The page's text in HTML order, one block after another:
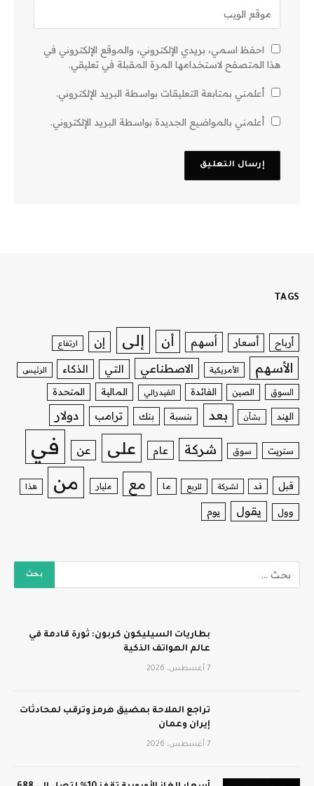
احفظ اسمي، بريدي الإلكتروني، والموقع الإلكتروني في
هذا المتصفح لاستخدامها المرة المقبلة في تعليقي.
أعلمني بمتابعة التعليقات بواسطة البريد الإلكتروني.
أعلمني بالمواضيع الجديدة بواسطة البريد الإلكتروني.
TAGS
أرباح أسعار أسهم أن إلى إن ارتفاع
الأسهم الأمريكية الاصطناعي التي الذكاء الرئيس
السوق الصين الفائدة الفيدرالي المالية المتحدة
الهند بشأن بعد بنسبة بنك ترامب دولار
ستريت سوق شركة عام على عن في
قبل قد لشركة للربع ما مع مليار من هذا
وول يقول يوم
بطاريات السيليكون كربون: ثورة قادمة في
عالم الهواتف الذكية
7 أغسطس، 2026
تراجع الملاحة بمضيق هرمز وترقب لمحادثات
إيران وعمان
7 أغسطس، 2026